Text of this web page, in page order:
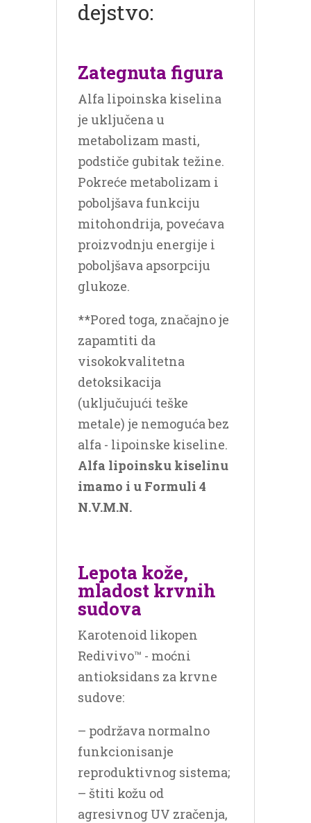
dejstvo:
Zategnuta figura
Alfa lipoinska kiselina
je uključena u
metabolizam masti,
podstiče gubitak težine.
Pokreće metabolizam i
poboljšava funkciju
mitohondrija, povećava
proizvodnju energije i
poboljšava apsorpciju
glukoze.
**Pored toga, značajno je
zapamtiti da
visokokvalitetna
detoksikacija
(uključujući teške
metale) je nemoguća bez
alfa - lipoinske kiseline.
Alfa lipoinsku kiselinu
imamo i u Formuli 4
N.V.M.N.
Lepota kože,
mladost krvnih
sudova
Karotenoid likopen
Redivivo™ - moćni
antioksidans za krvne
sudove:
– podržava normalno
funkcionisanje
reproduktivnog sistema;
– štiti kožu od
agresivnog UV zračenja,